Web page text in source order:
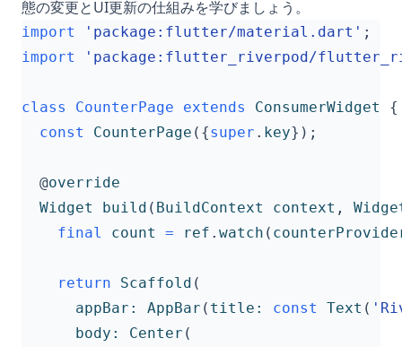
態の変更とUI更新の仕組みを学びましょう。
import 'package:flutter/material.dart' ;
import
'package:flutter_riverpod/
class CounterPage extends ConsumerWidget
{
const
CounterPage ({super . key});
@override
Widget
build ( BuildContext context ,
final
count = ref . watch (
return Scaffold (
appBar:
AppBar ( title: const Text (
body:
Center (